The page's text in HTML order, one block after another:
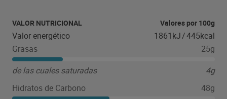
VALOR NUTRICIONAL Valores por 100g
Valor energético 1861kJ/445kcal
Grasas
25g
de las cuales saturadas
4g
Hidratos de Carbono
48g